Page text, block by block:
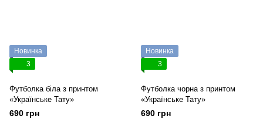
Новинка
3
Футболка біла з принтом
«Українське Тату»
690 грн
Новинка
3
Футболка чорна з принтом
«Українське Тату»
690 грн